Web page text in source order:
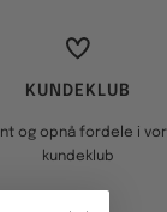
KUNDEKLUB
og opnå fordele i
kundeklub